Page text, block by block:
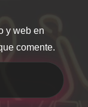
y web en
comente.